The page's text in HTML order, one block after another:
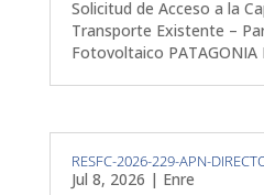
Solicitud de Acceso a la
Transporte Existente –
Fotovoltaico PATAGONIA
RESFC-2026-229-APN-
Jul 8, 2026 | Enre